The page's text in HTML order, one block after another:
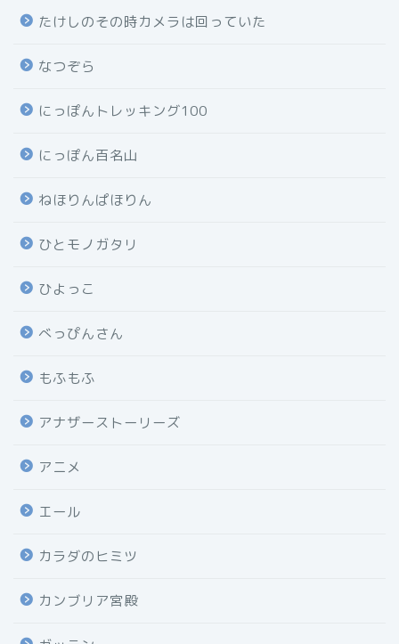
たけしのその時カメラは回っていた
なつぞら
にっぽんトレッキング100
にっぽん百名山
ねほりんぱほりん
ひとモノガタリ
ひよっこ
べっぴんさん
もふもふ
アナザーストーリーズ
アニメ
エール
カラダのヒミツ
カンブリア宮殿